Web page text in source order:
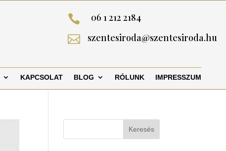
 06 1 212 2184
 szentesiroda@szentesiroda.hu
KAPCSOLAT BLOG RÓLUNK IMPRESSZUM
Keresés